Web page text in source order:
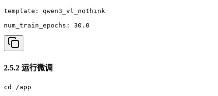
template: qwen3_vl_nothink
num_train_epochs: 30.0
2.5.2 运行微调
cd /app